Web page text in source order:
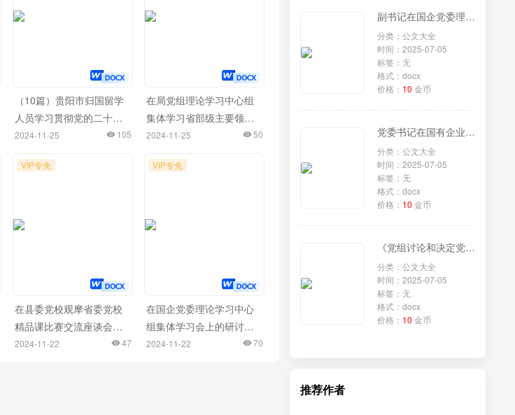
（10篇）贵阳市归国留学
人员学习贯彻党的二十届
三中全会精神座谈会发言
2024-11-25 105
在局党组理论学习中心组
集体学习省部级主要领导
干部学习贯彻党的二十届
开班式上的重要讲话精神
2024-11-25 50
VIP专免
在县委党校观摩省委党校
精品课比赛交流座谈会上
的交流发言
2024-11-22 47
VIP专免
在国企党委理论学习中心
组集体学习会上的研讨交
流发言（新质生产力专
2024-11-22 70
副书记在国企党委理论学习中心组专题学习《党组讨论和决定党员处分事项工作程序规定》研讨会上的发言
分类：公文大全
时间：2025-07-05
标签：无
格式：docx
价格： 10 金币
党委书记在国有企业理论学习中心组专题学习《党组讨论和决定党员处分事项工作程序规定》研讨会上的发言
分类：公文大全
时间：2025-07-05
标签：无
格式：docx
价格： 10 金币
《党组讨论和决定党员处分事项工作程序规定》学习研讨发言：深入贯彻程序规定，强化政法队伍纪律建设
分类：公文大全
时间：2025-07-05
标签：无
格式：docx
价格： 10 金币
推荐作者